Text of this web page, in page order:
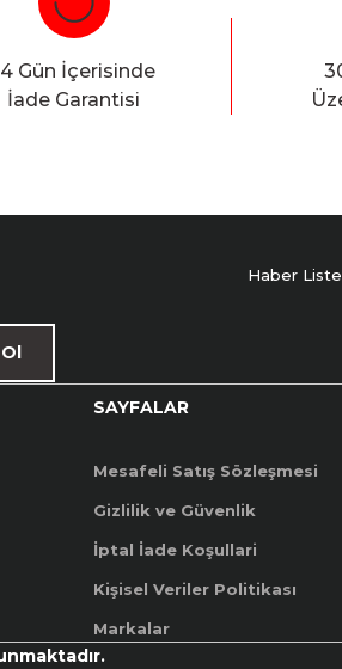
Yorum Yaz
Gün İçerisinde
İade Garantisi
Haber
SAYFALAR
Mesafeli Satış Sözleşmesi
Gizlilik ve Güvenlik
İptal İade Koşullari
Kişisel Veriler Politikası
Markalar